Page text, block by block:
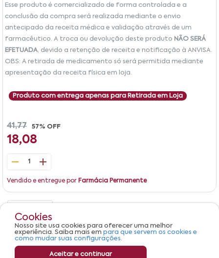
Esse produto é comercializado de forma controlada e a
conclusão da compra será realizada mediante o envio
antecipado da receita médica e validação através de um
farmacêutico. A troca ou devolução deste produto NÃO SERÁ
EFETUADA, devido a retenção de receita e notificação à ANVISA.
OBS: A retirada de medicamento só será permitida mediante
apresentação da receita física em loja.
Produto com entrega apenas para Retirada em Loja
41,77 57% OFF
18,08
1
Vendido e entregue por Farmácia Permanente
Produto não apresenta descrição.
Cookies
Nosso site usa cookies para oferecer uma melhor
experiência. Saiba mais em para que servem os cookies e
como mudar suas configurações.
Aceitar e continuar